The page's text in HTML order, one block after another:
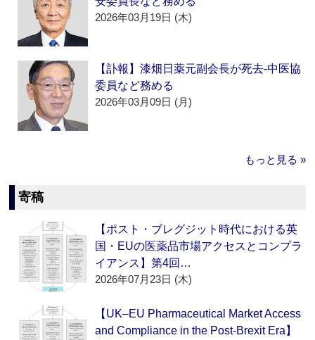
2026年03月19日 (木)
【訃報】漆畑日薬元副会長が死去‐中医協
委員など務める
2026年03月09日 (月)
もっと見る »
寄稿
【ポスト・ブレグジット時代における英
国・EUの医薬品市場アクセスとコンプラ
イアンス】第4回…
2026年07月23日 (木)
【UK–EU Pharmaceutical Market Access
and Compliance in the Post-Brexit Era】